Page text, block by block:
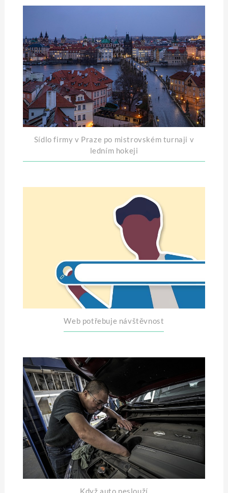
Sídlo firmy v Praze po mistrovském turnaji v
ledním hokeji
Web potřebuje návštěvnost
Když auto neslouží